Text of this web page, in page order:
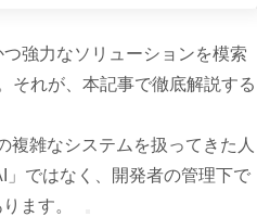
強力なソリューションを模索
それが、本記事で徹底解説する
複雑なシステムを扱ってきた人
ではなく、開発者の管理下で
ます。